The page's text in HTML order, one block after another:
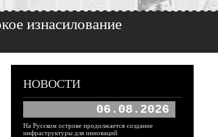
изнасилование
НОВОСТИ
06.08.2026
На Русском острове продолжается создание
инфраструктуры для инноваций